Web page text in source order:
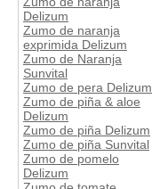
Delizum
Zumo de naranja
exprimida Delizum
Zumo de Naranja
Sunvital
Zumo de pera Delizum
Zumo de piña & aloe
Delizum
Zumo de piña Delizum
Zumo de piña Sunvital
Zumo de pomelo
Delizum